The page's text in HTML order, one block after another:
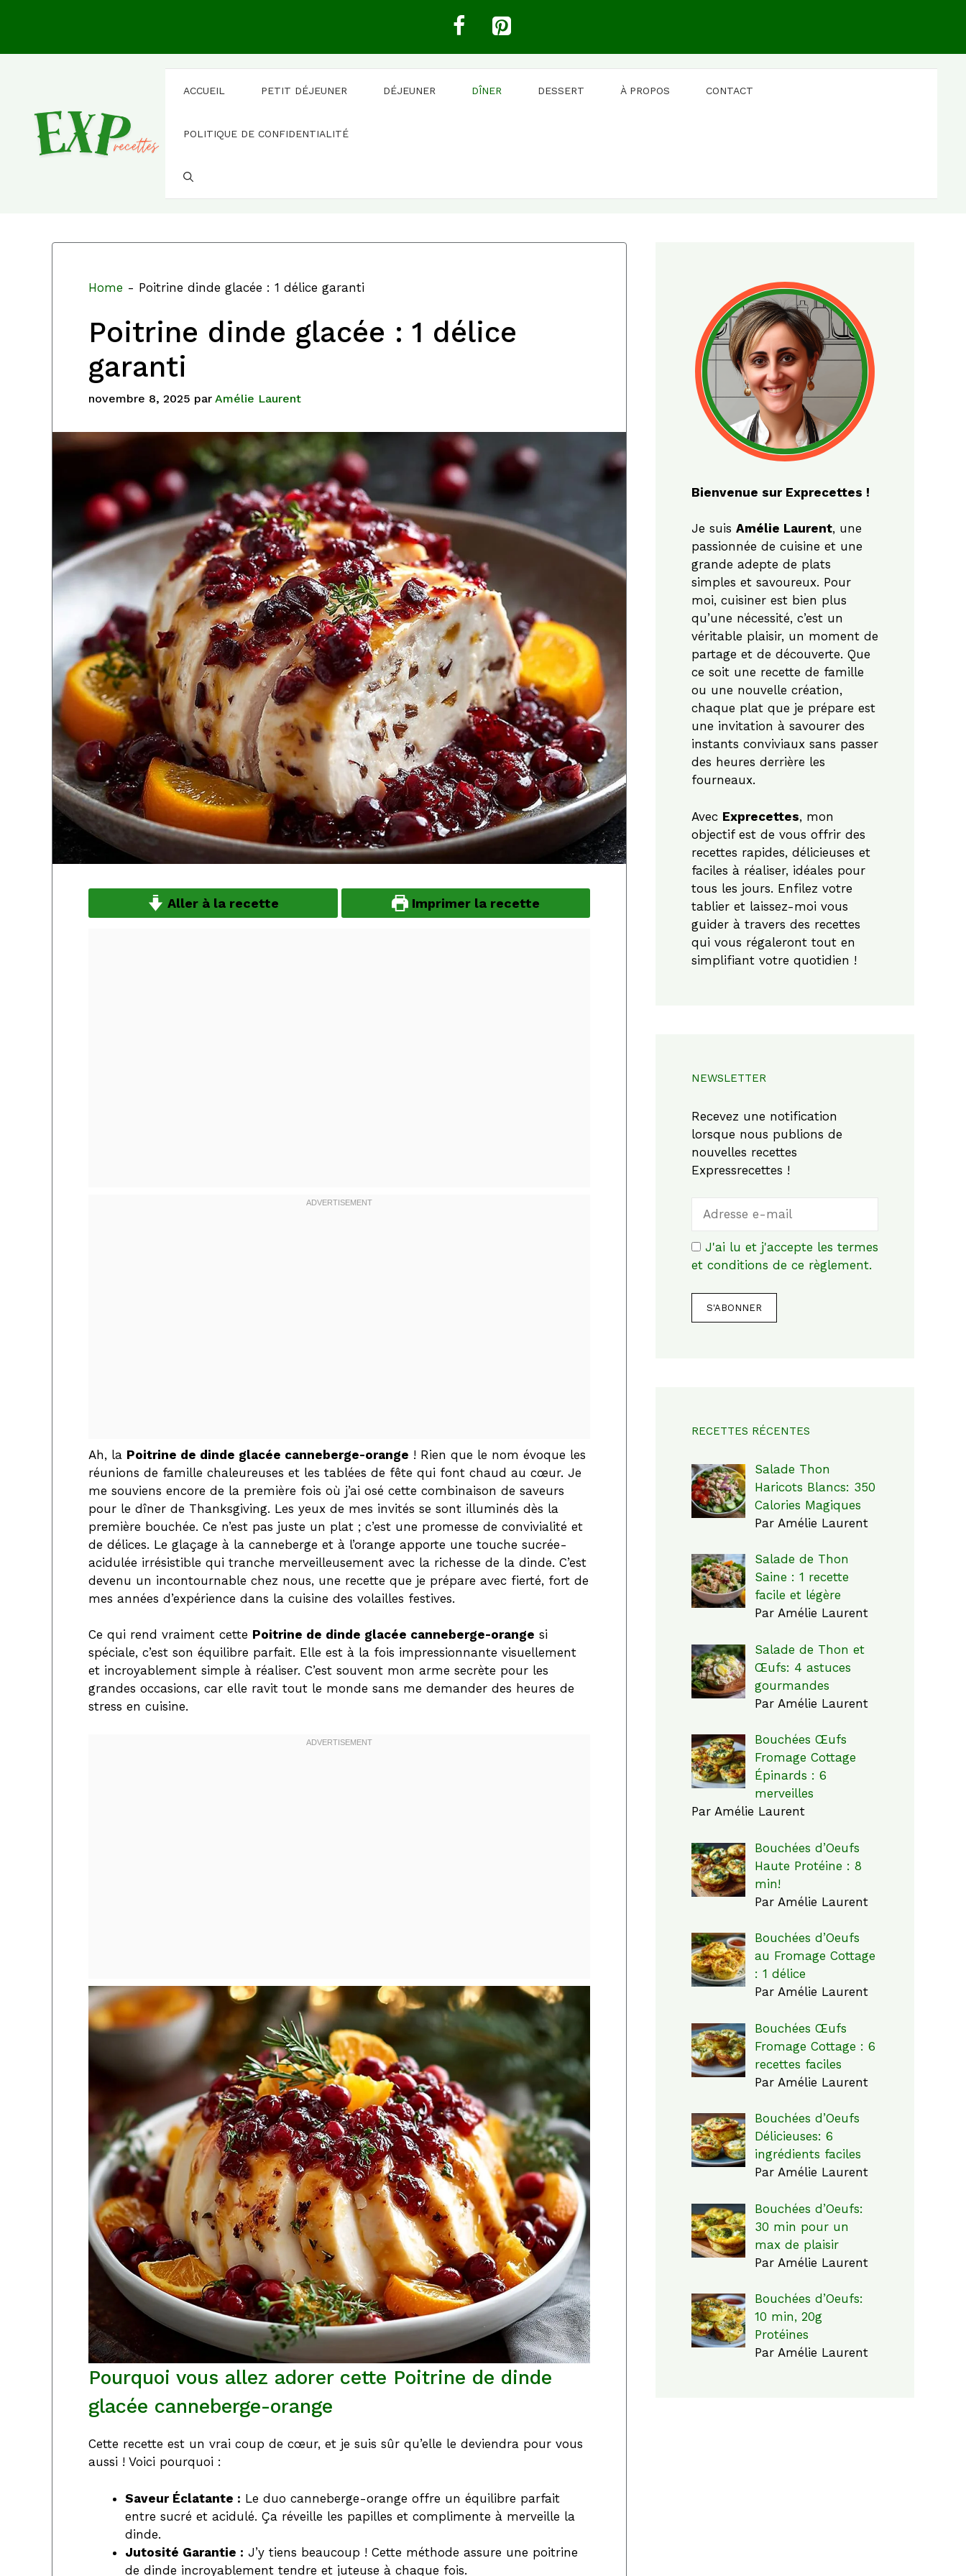
ACCUEIL PETIT DÉJEUNER DÉJEUNER DÎNER DESSERT À PROPOS CONTACT
POLITIQUE DE CONFIDENTIALITÉ
Home - Poitrine dinde glacée : 1 délice garanti
Poitrine dinde glacée : 1 délice
garanti
novembre 8, 2025 par Amélie Laurent
Aller à la recette Imprimer la recette
Ah, la Poitrine de dinde glacée canneberge-orange ! Rien que le nom évoque les
réunions de famille chaleureuses et les tablées de fête qui font chaud au cœur. Je
me souviens encore de la première fois où j’ai osé cette combinaison de saveurs
pour le dîner de Thanksgiving. Les yeux de mes invités se sont illuminés dès la
première bouchée. Ce n’est pas juste un plat ; c’est une promesse de convivialité et
de délices. Le glaçage à la canneberge et à l’orange apporte une touche sucrée-
acidulée irrésistible qui tranche merveilleusement avec la richesse de la dinde. C’est
devenu un incontournable chez nous, une recette que je prépare avec fierté, fort de
mes années d’expérience dans la cuisine des volailles festives.
Ce qui rend vraiment cette Poitrine de dinde glacée canneberge-orange si
spéciale, c’est son équilibre parfait. Elle est à la fois impressionnante visuellement
et incroyablement simple à réaliser. C’est souvent mon arme secrète pour les
grandes occasions, car elle ravit tout le monde sans me demander des heures de
stress en cuisine.
Pourquoi vous allez adorer cette Poitrine de dinde
glacée canneberge-orange
Cette recette est un vrai coup de cœur, et je suis sûr qu’elle le deviendra pour vous
aussi ! Voici pourquoi :
Saveur Éclatante : Le duo canneberge-orange offre un équilibre parfait
entre sucré et acidulé. Ça réveille les papilles et complimente à merveille la
dinde.
Jutosité Garantie : J’y tiens beaucoup ! Cette méthode assure une poitrine
de dinde incroyablement tendre et juteuse à chaque fois.
Bienvenue sur Exprecettes !
Je suis Amélie Laurent, une
passionnée de cuisine et une
grande adepte de plats
simples et savoureux. Pour
moi, cuisiner est bien plus
qu’une nécessité, c’est un
véritable plaisir, un moment de
partage et de découverte. Que
ce soit une recette de famille
ou une nouvelle création,
chaque plat que je prépare est
une invitation à savourer des
instants conviviaux sans passer
des heures derrière les
fourneaux.
Avec Exprecettes, mon
objectif est de vous offrir des
recettes rapides, délicieuses et
faciles à réaliser, idéales pour
tous les jours. Enfilez votre
tablier et laissez-moi vous
guider à travers des recettes
qui vous régaleront tout en
simplifiant votre quotidien !
NEWSLETTER
Recevez une notification
lorsque nous publions de
nouvelles recettes
Expressrecettes !
J'ai lu et j'accepte les termes
et conditions de ce règlement.
RECETTES RÉCENTES
Salade Thon
Haricots Blancs: 350
Calories Magiques
Par Amélie Laurent
Salade de Thon
Saine : 1 recette
facile et légère
Par Amélie Laurent
Salade de Thon et
Œufs: 4 astuces
gourmandes
Par Amélie Laurent
Bouchées Œufs
Fromage Cottage
Épinards : 6
merveilles
Par Amélie Laurent
Bouchées d’Oeufs
Haute Protéine : 8
min!
Par Amélie Laurent
Bouchées d’Oeufs
au Fromage Cottage
: 1 délice
Par Amélie Laurent
Bouchées Œufs
Fromage Cottage : 6
recettes faciles
Par Amélie Laurent
Bouchées d’Oeufs
Délicieuses: 6
ingrédients faciles
Par Amélie Laurent
Bouchées d’Oeufs:
30 min pour un
max de plaisir
Par Amélie Laurent
Bouchées d’Oeufs:
10 min, 20g
Protéines
Par Amélie Laurent